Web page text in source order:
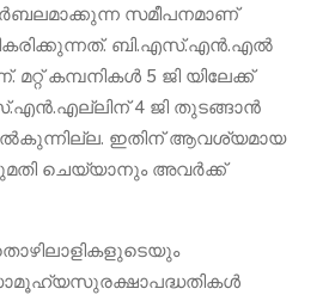
സമീപനമാണ്
ബി.എസ്.എൻ.എൽ
കമ്പനികൾ 5 ജി യിലേക്ക്
4 ജി തുടങ്ങാൻ
ഇതിന് ആവശ്യമായ
ചെയ്യാനും അവർക്ക്